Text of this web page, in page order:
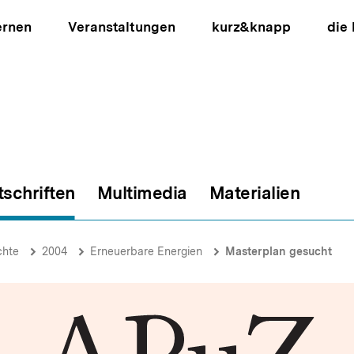
Veranstaltungen kurz&knapp die
Multimedia Materialien
2004 Erneuerbare Energien Masterplan gesucht